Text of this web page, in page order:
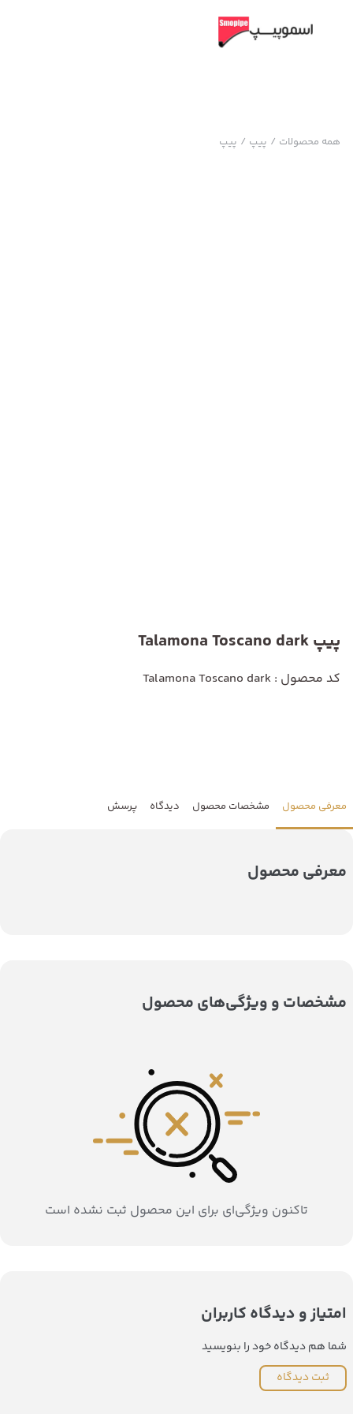
همه محصولات / پیپ / پیپ
پیپ Talamona Toscano dark
کد محصول : Talamona Toscano dark
معرفی محصول مشخصات محصول دیدگاه پرسش
معرفی محصول
مشخصات و ویژگی‌های محصول
تاکنون ویژگی‌ای برای این محصول ثبت نشده است
امتیاز و دیدگاه کاربران
شما هم دیدگاه خود را بنویسید
ثبت دیدگاه